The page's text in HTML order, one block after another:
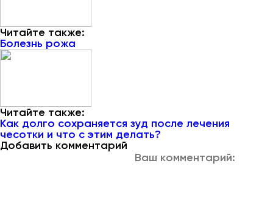
Читайте также:
Болезнь рожа
Читайте также:
Как долго сохраняется зуд после лечения
чесотки и что с этим делать?
Добавить комментарий